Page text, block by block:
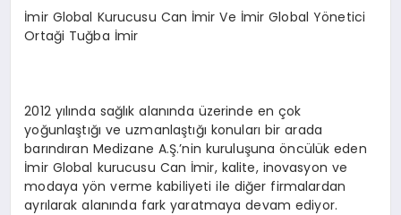
İmir Global Kurucusu Can İmir Ve İmir Global Yönetici
Ortaği Tuğba İmir
2012 yılında sağlık alanında üzerinde en çok
yoğunlaştığı ve uzmanlaştığı konuları bir arada
barındıran Medizane A.Ş.’nin kuruluşuna öncülük eden
İmir Global kurucusu Can İmir, kalite, inovasyon ve
modaya yön verme kabiliyeti ile diğer firmalardan
ayrılarak alanında fark yaratmaya devam ediyor.